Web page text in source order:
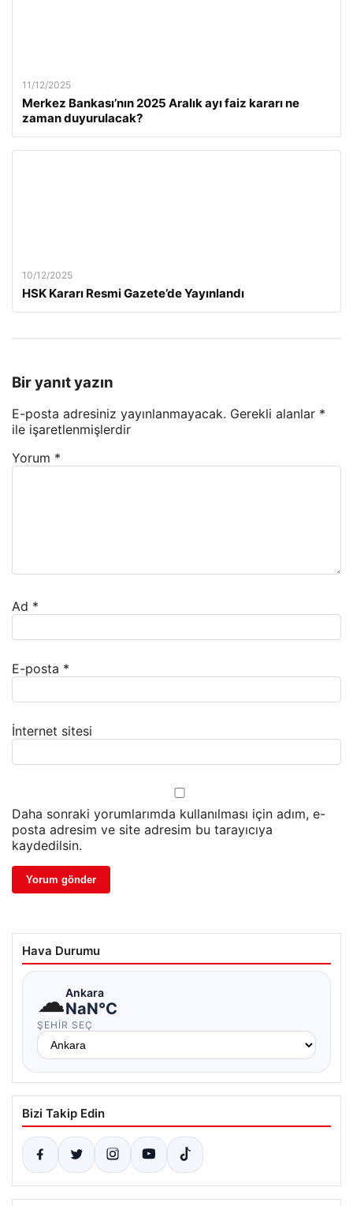
11/12/2025
Merkez Bankası’nın 2025 Aralık ayı faiz kararı ne
zaman duyurulacak?
10/12/2025
HSK Kararı Resmi Gazete’de Yayınlandı
Bir yanıt yazın
E-posta adresiniz yayınlanmayacak. Gerekli alanlar *
ile işaretlenmişlerdir
Yorum *
Ad *
E-posta *
İnternet sitesi
Daha sonraki yorumlarımda kullanılması için adım, e-
posta adresim ve site adresim bu tarayıcıya
kaydedilsin.
Hava Durumu
☁Ankara
NaN°C
ŞEHIR SEÇ
Bizi Takip Edin